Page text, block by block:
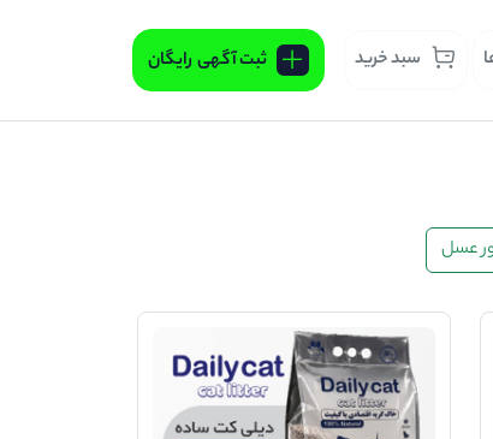
سبد خرید ثبت آگهی رایگان
عسل